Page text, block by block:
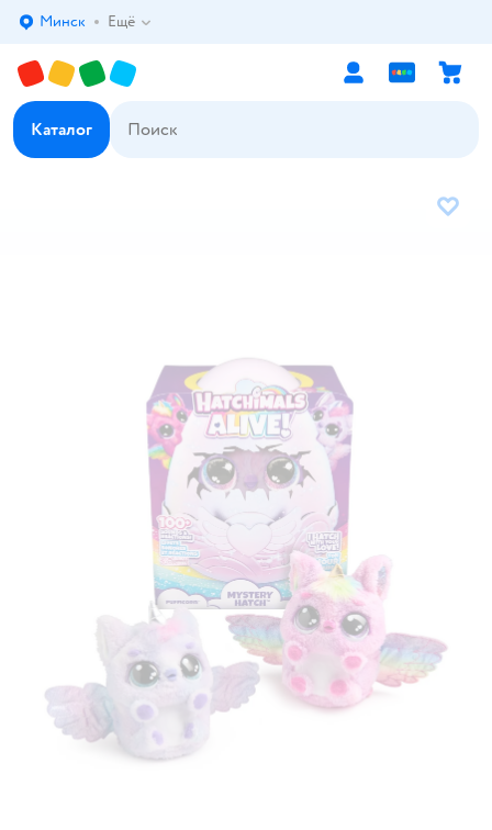
Выбор адреса доставки.
Минск Ещё
Каталог
В